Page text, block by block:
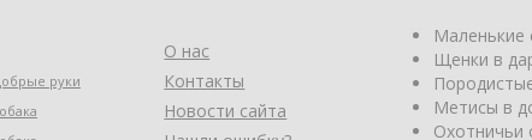
руки
О нас
Контакты
Новости сайта
Маленькие
Щенки в
Метисы в
Охотничьи